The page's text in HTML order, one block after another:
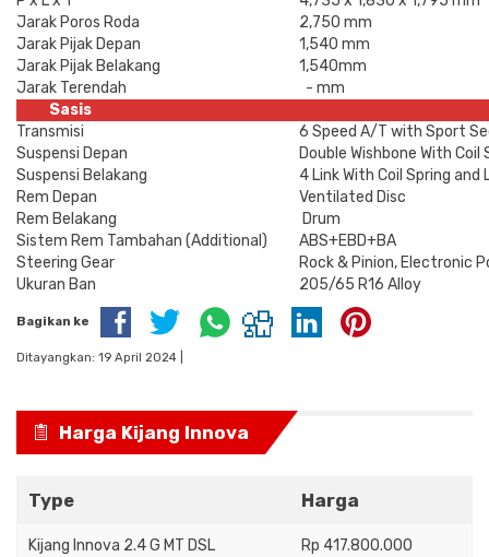
Jarak Poros Roda
2,750 mm
Jarak Pijak Depan
1,540 mm
Jarak Pijak Belakang
1,540mm
Jarak Terendah
- mm
Sasis
Transmisi
6 Speed A/T with Sport
Suspensi Depan
Double Wishbone With
Suspensi Belakang
4 Link With Coil Spring and
Rem Depan
Ventilated Disc
Rem Belakang
Drum
Sistem Rem Tambahan (Additional)
ABS+EBD+BA
Steering Gear
Rock & Pinion, Electronic
Ukuran Ban
205/65 R16 Alloy
Bagikan ke
Ditayangkan: 19 April 2024 |
Harga Kijang Innova
Type Harga
Kijang Innova 2.4 G MT DSL Rp 417.800.000